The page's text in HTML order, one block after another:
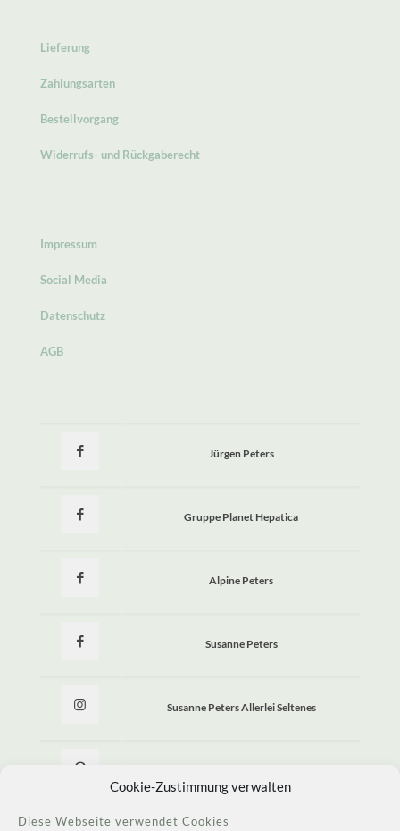
Cookie-Zustimmung verwalten
Diese Webseite verwendet Cookies
Lieferung
Zahlungsarten
Bestellvorgang
Widerrufs- und Rückgaberecht
Impressum
Social Media
Datenschutz
AGB
Jürgen Peters
Gruppe Planet Hepatica
Alpine Peters
Susanne Peters
Susanne Peters Allerlei Seltenes